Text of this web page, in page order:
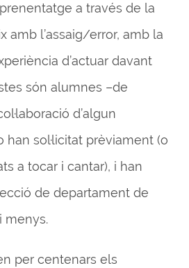
a través de la
amb l’assaig/error, amb la
d’actuar davant
són alumnes –de
d’algun
han sol·licitat prèviament (o
a tocar i cantar), i han
de departament de
menys.
per centenars els